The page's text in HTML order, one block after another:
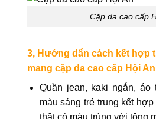
Cặp da cao cấp
3, Hướng dẩn cách kết hợp
mang cặp da cao cấp Hội
Quần jean, kaki ngắn, áo
màu sáng trẻ trung kết
thật có màu trùng với tông